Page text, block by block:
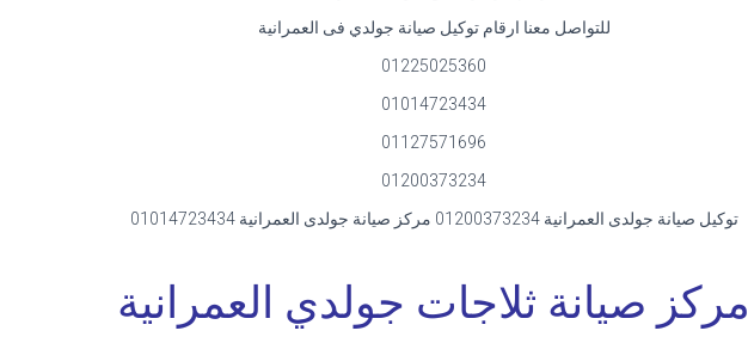
للتواصل معنا ارقام توكيل صيانة جولدي فى العمرانية
01225025360
01014723434
01127571696
01200373234
توكيل صيانة جولدى العمرانية 01200373234 مركز صيانة جولدى العمرانية 01014723434
مركز صيانة ثلاجات جولدي العمرانية